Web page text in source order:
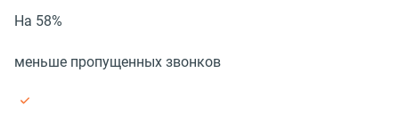
На 58%
меньше пропущенных звонков